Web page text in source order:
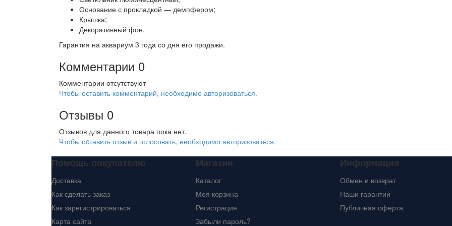
Основание с прокладкой — демпфером;
Крышка;
Декоративный фон.
Гарантия на аквариум 3 года со дня его продажи.
Комментарии 0
Комментарии отсутствуют
Чтобы оставить комментарий, необходимо авторизоваться.
Отзывы 0
Отзывов для данного товара пока нет.
Чтобы оcтавить отзыв и голосовать, необходимо авторизоваться.
Помощь покупателю
Доставка
Как сделать заказ
Как зарегистрироваться
Карта сайта
Магазин
Каталог
Моя корзина
Регистрация
Забыли пароль?
Информация
Обмен и возврат
Наши гарантии
Публичная оферта